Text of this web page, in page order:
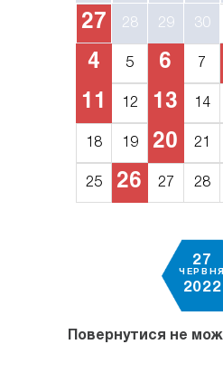
27 28 29 30
4 5 6 7
11 12 13 14
18 19 20 21
25 26 27 28
27
ЧЕРВНЯ
2022
Повернутися не